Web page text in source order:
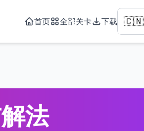
首页 全部关卡 下载 🇨🇳
法